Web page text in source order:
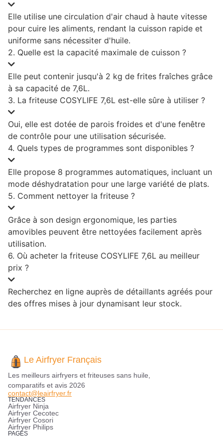
Elle utilise une circulation d'air chaud à haute vitesse
pour cuire les aliments, rendant la cuisson rapide et
uniforme sans nécessiter d'huile.
2. Quelle est la capacité maximale de cuisson ?
Elle peut contenir jusqu'à 2 kg de frites fraîches grâce
à sa capacité de 7,6L.
3. La friteuse COSYLIFE 7,6L est-elle sûre à utiliser ?
Oui, elle est dotée de parois froides et d'une fenêtre
de contrôle pour une utilisation sécurisée.
4. Quels types de programmes sont disponibles ?
Elle propose 8 programmes automatiques, incluant un
mode déshydratation pour une large variété de plats.
5. Comment nettoyer la friteuse ?
Grâce à son design ergonomique, les parties
amovibles peuvent être nettoyées facilement après
utilisation.
6. Où acheter la friteuse COSYLIFE 7,6L au meilleur
prix ?
Recherchez en ligne auprès de détaillants agréés pour
des offres mises à jour dynamisant leur stock.
Le Airfryer Français
Les meilleurs airfryers et friteuses sans huile,
comparatifs et avis 2026
contact@leairfryer.fr
TENDANCES
Airfryer Ninja
Airfryer Cecotec
Airfryer Cosori
Airfryer Philips
PAGES